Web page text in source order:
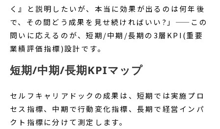
く』と説明したいが、本当に効果が出るのは何年後
で、その間どう成果を見せ続ければいい?」——この
問いに応えるのが、短期/中期/長期の3層KPI(重要
業績評価指標)設計です。
短期/中期/長期KPIマップ
セルフキャリアドックの成果は、短期では実施プロ
セス指標、中期で行動変化指標、長期で経営インパ
クト指標に分けて測定します。